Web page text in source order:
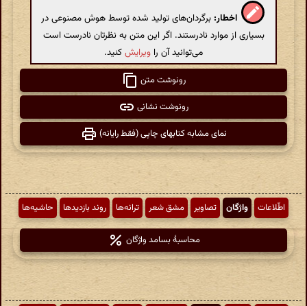
اخطار: برگردان‌های تولید شده توسط هوش مصنوعی در
بسیاری از موارد نادرستند. اگر این متن به نظرتان نادرست است
می‌توانید آن را ویرایشکنید.
رونوشت متن
رونوشت نشانی
نمای مشابه کتابهای چاپی (فقط رایانه)
اطّلاعات واژگان تصاویر مشق شعر ترانه‌ها روند بازدیدها حاشیه‌ها
محاسبهٔ بسامد واژگان